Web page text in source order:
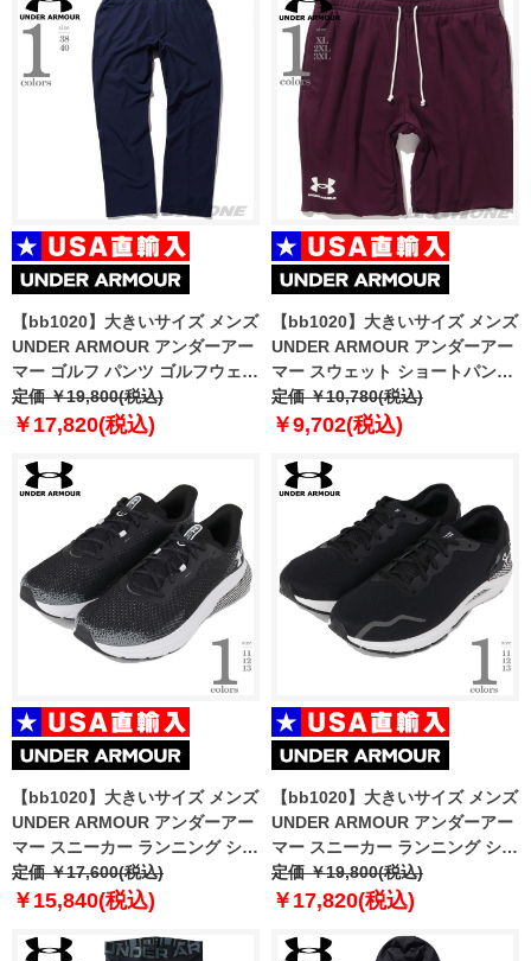
【bb1020】大きいサイズ メンズ
UNDER ARMOUR アンダーアー
マー ゴルフ パンツ ゴルフウェア
USA直輸入 1364407
定価 ￥19,800(税込)
￥17,820(税込)
【bb1020】大きいサイズ メンズ
UNDER ARMOUR アンダーアー
マー スウェット ショートパンツ
ハーフパンツ ショーツ RIVAL
TERRY SHORT USA直輸入
定価 ￥10,780(税込)
￥9,702(税込)
【bb1020】大きいサイズ メンズ
UNDER ARMOUR アンダーアー
マー スニーカー ランニング シュ
ーズ USA直輸入 3026520
定価 ￥17,600(税込)
￥15,840(税込)
【bb1020】大きいサイズ メンズ
UNDER ARMOUR アンダーアー
マー スニーカー ランニング シュ
ーズ USA直輸入 3026821
定価 ￥19,800(税込)
￥17,820(税込)